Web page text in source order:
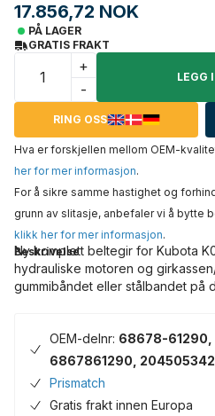
17.856,72 NOK
PÅ LAGER
GRATIS FRAKT
+
-
LEGG
RING OSS
Hva er forskjellen mellom OEM-
her for mer informasjon.
For å sikre samme hastighet og
grunn av slitasje, anbefaler vi å bytte
klikk her for mer informasjon.
Beskrivelse
Ny komplett beltegir for Kubota
hydrauliske motoren og
gummibåndet eller stålbandet på
OEM-delnr: 68678-
6867861290,
Prismatch
Gratis frakt innen Europa